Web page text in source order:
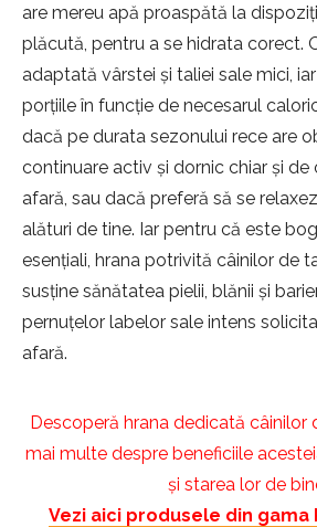
are mereu apă proaspătă la
plăcută, pentru a se hidrata corect.
adaptată vârstei și taliei sale mici,
porțiile în funcție de necesarul
dacă pe durata sezonului rece are
continuare activ și dornic chiar și de
afară, sau dacă preferă să se
alături de tine. Iar pentru că este
esențiali, hrana potrivită câinilor de
susține sănătatea pielii, blănii și
pernuțelor labelor sale intens
afară.
Descoperă hrana dedicată câinilor
mai multe despre beneficiile
și starea lor de
Vezi aici produsele din gama